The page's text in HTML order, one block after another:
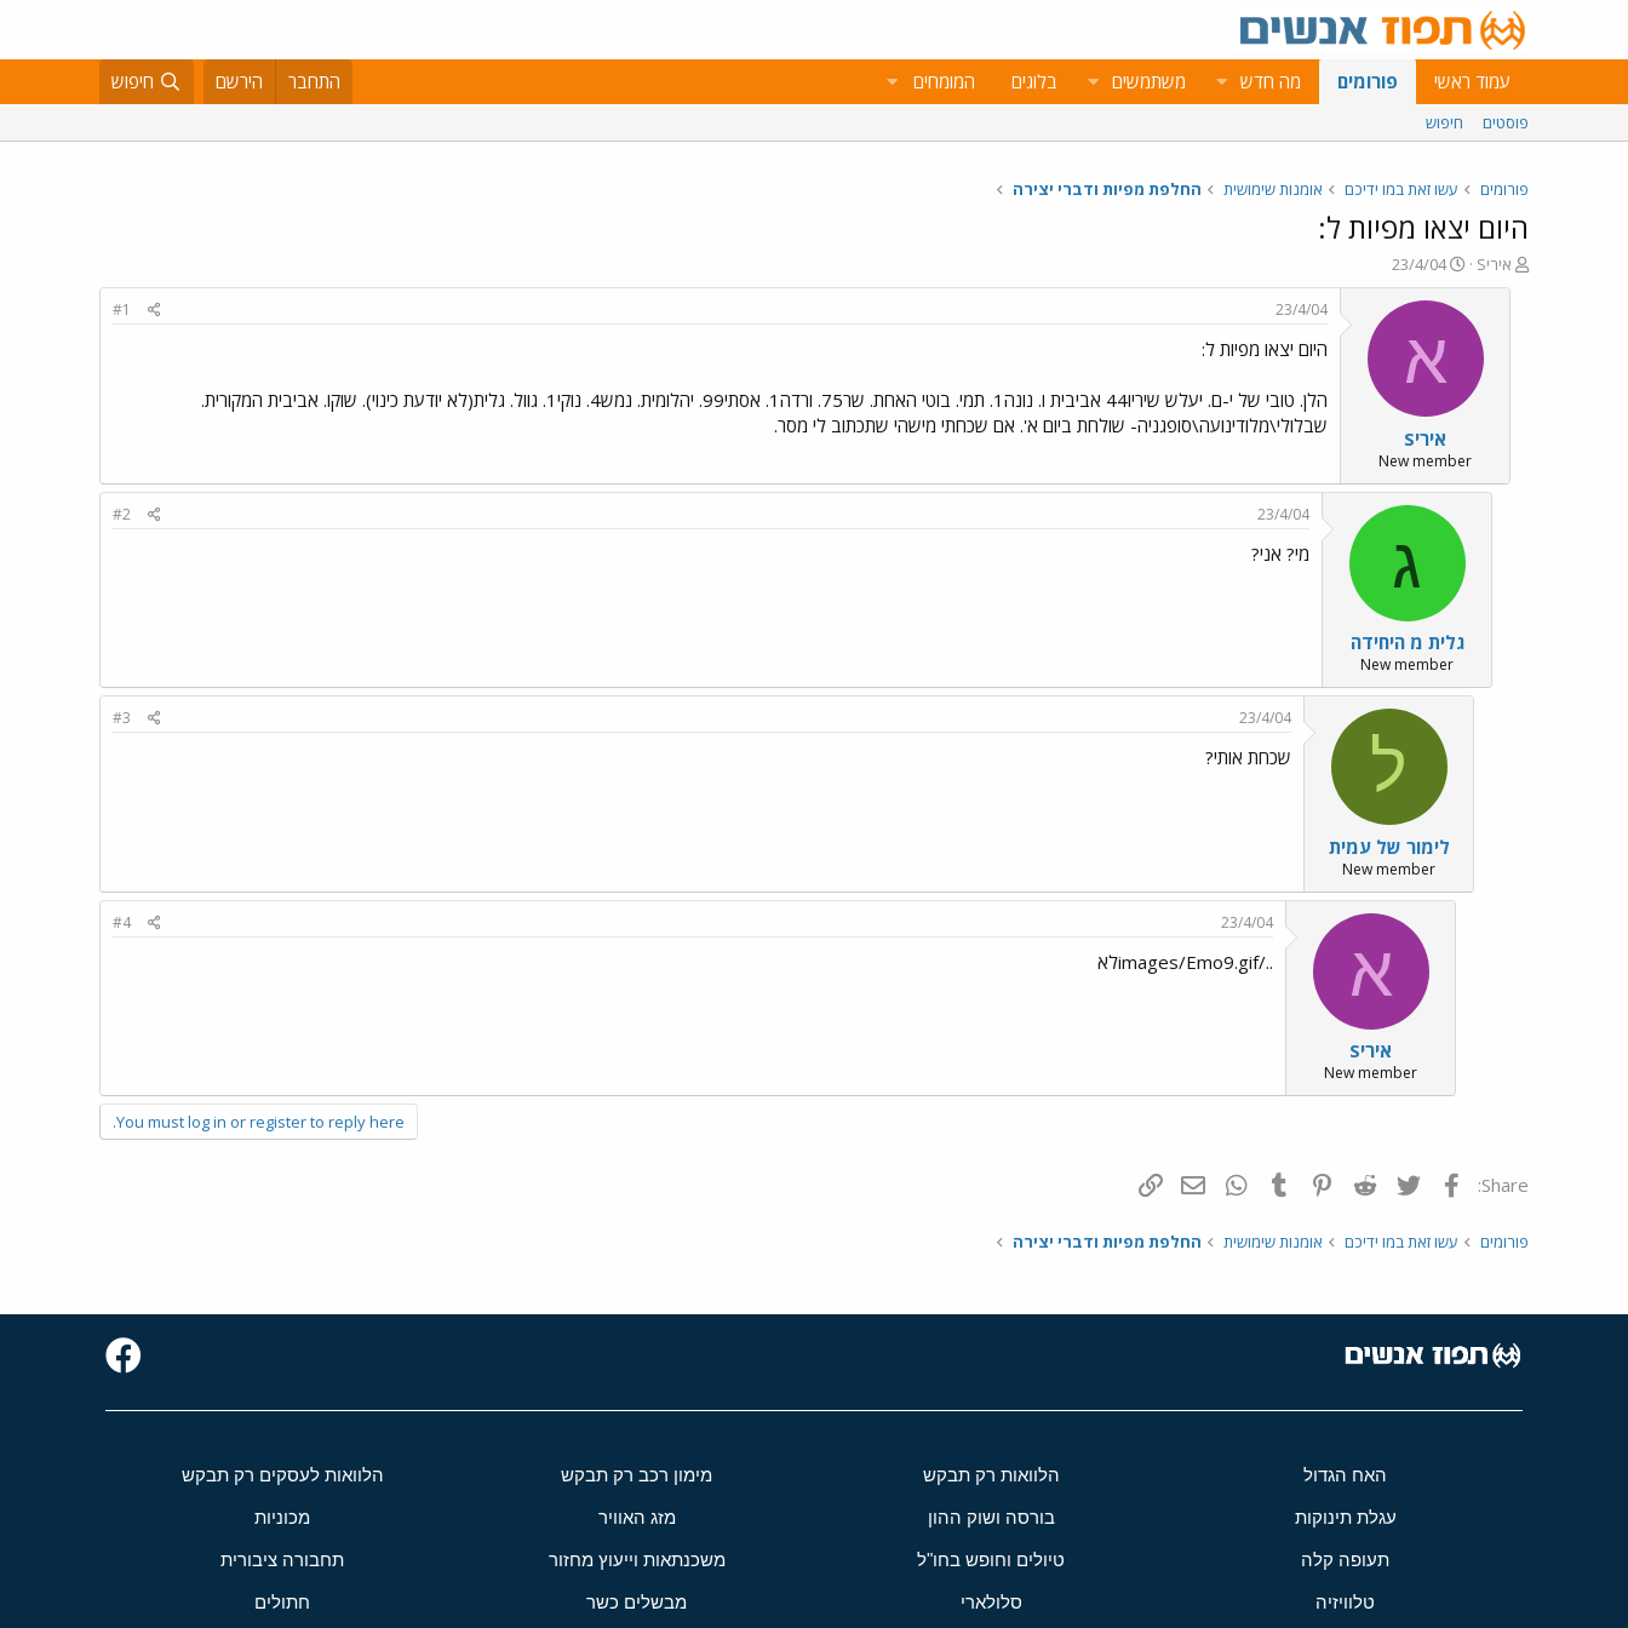
עמוד ראשי פורומים מה חדש משתמשים בלוגים המומחים התחבר הירשם חיפוש
פוסטים חיפוש
פורומים עשו זאת במו ידיכם אומנות שימושית החלפת מפיות ודברי יצירה
היום יצאו מפיות ל:
פ
ו
איריS
פ
ו
ר
ם
ב
א
ר
י
ך
23/4/04
א
איריS
New member
23/4/04
#1
היום יצאו מפיות ל:
הלן. טובי של י-ם. יעלש שיריו44 אביבית ו. נונה1. תמי. בוטי האחת. שר75. ורדה1. אסתי99. יהלומית. נמש4. נוקי1. גוול. גלית(לא יודעת כינוי). שוקו. אביבית המקורית.
שבלולי\מלודינועה\סופגניה- שולחת ביום א'. אם שכחתי מישהי שתכתוב לי מסר.
ג
גלית מ היחידה
New member
23/4/04
#2
מי? אני?
ל
לימור של עמית
New member
23/4/04
#3
שכחת אותי?
א
איריS
New member
23/4/04
#4
../images/Emo9.gifלא
You must log in or register to reply here.
Share: פייסבוק Twitter
Reddit
Pinterest
Tumblr
WhatsAppדואר אלקטרוני
פורומים עשו זאת במו ידיכם אומנות שימושית החלפת מפיות ודברי יצירה
האח הגדול הלוואות רק תבקש מימון רכב רק תבקש הלוואות לעסקים רק תבקש
עגלת תינוקות בורסה ושוק ההון מזג האוויר מכוניות
תעופה קלה טיולים וחופש בחו"ל משכנתאות וייעוץ מחזור תחבורה ציבורית
טלוויזיה סלולארי מבשלים כשר חתולים